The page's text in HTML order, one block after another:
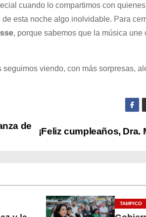
cuando lo compartimos con
esta noche algo inolvidable. Para
, porque sabemos que la música une
viendo, con más sorpresas,
¡Feliz cumpleaños, Dra.
de
TAMPICO